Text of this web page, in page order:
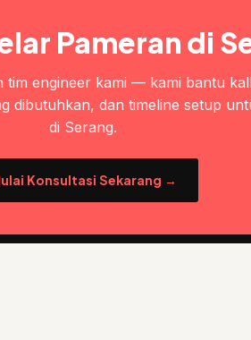
Pameran di
tim engineer kami — kami bantu
dibutuhkan, dan timeline setup
di Serang.
Konsultasi Sekarang →